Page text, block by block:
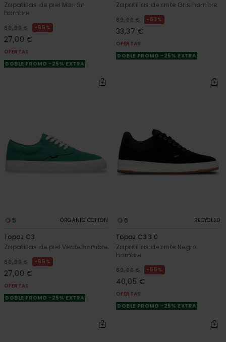
Zapatillas de piel Marrón
hombre
60,00 € 55%
27,00 €
OFERTAS
DOBLE PROMO -25% EXTRA
Zapatillas de ante Gris hombre
89,00 € 63%
33,37 €
OFERTAS
DOBLE PROMO -25% EXTRA
5 ORGANIC COTTON
Topaz C3
Zapatillas de piel Verde hombre
60,00 € 55%
27,00 €
OFERTAS
DOBLE PROMO -25% EXTRA
6 RECYCLED
Topaz C3 3.0
Zapatillas de ante Negro
hombre
89,00 € 55%
40,05 €
OFERTAS
DOBLE PROMO -25% EXTRA